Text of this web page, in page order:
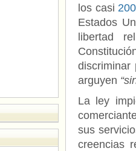
los casi
Estados
libertad
arguyen
La ley
sus
creencias